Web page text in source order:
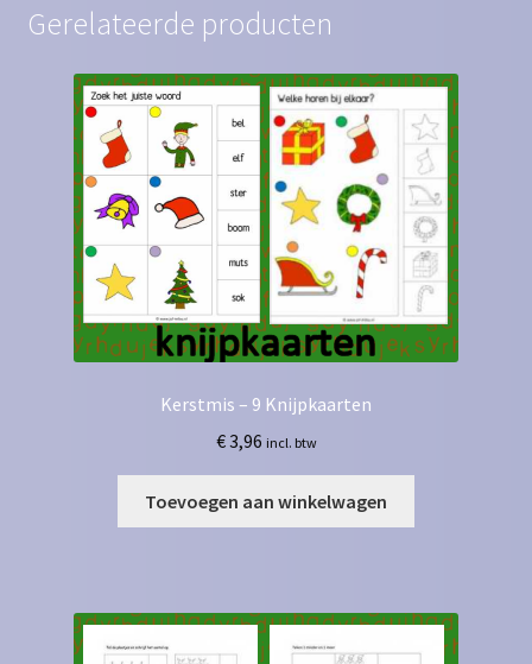
Gerelateerde producten
Kerstmis – 9 Knijpkaarten
€3,96 incl. btw
Toevoegen aan winkelwagen